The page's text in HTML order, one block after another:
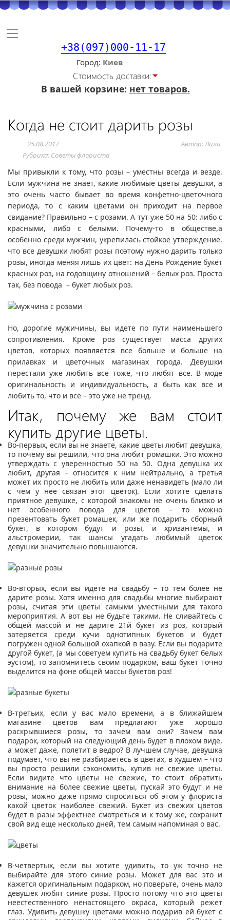
Toggle
+38(097)000-11-17
Город
Стоимость доставки:
В вашей корзине: нет товаров.
Когда не стоит дарить розы
25.08.2017
Автор: Лили
Рубрика: Советы флориста
Мы привыкли к тому, что розы – уместны всегда и везде.
Если мужчина не знает, какие любимые цветы девушки, а
это очень часто бывает во время конфетно-цветочного
периода, то с каким цветами он приходит на первое
свидание? Правильно – с розами. А тут уже 50 на 50: либо с
красными, либо с белыми. Почему-то в обществе,а
особенно среди мужчин, укрепилась стойкое утверждение.
что все девушки любят розы поэтому нужно дарить только
розы, иногда меняя лишь их цвет: на День Рождение букет
красных роз, на годовщину отношений – белых роз. Просто
так, без повода – букет любых роз.
Но, дорогие мужичины, вы идете по пути наименьшего
сопротивления. Кроме роз существует масса других
цветов, которых появляется все больше и больше на
прилавках и цветочных магазинах города. Девушки
перестали уже любить все тоже, что любят все. В моде
оригинальность и индивидуальность, а быть как все и
любить то, что и все – это уже не тренд.
Итак, почему же вам стоит
купить другие цветы.
Во-первых, если вы не знаете, какие цветы любит девушка,
то почему вы решили, что она любит ромашки. Это можно
утверждать с уверенностью 50 на 50. Одна девушка их
любит, другая – относится к ним нейтрально, а третья
может их просто не любить или даже ненавидеть (мало ли
с чем у нее связан этот цветок). Если хотите сделать
приятное девушке, с которой знакомы не очень близко и
нет особенного повода для цветов – то можно
презентовать букет ромашек, или же подарить сборный
букет, в котором будут и розы, и хризантемы, и
альстромерии, так шансы угадать любимый цветок
девушки значительно повышаются.
Во-вторых, если вы идете на свадьбу – то тем более не
дарите розы. Хотя именно для свадьбы многие выбирают
розы, считая эти цветы самыми уместными для такого
мероприятия. А вот вы не будьте такими. Не сливайтесь с
общей массой и не дарите 21й букет из роз, который
затеряется среди кучи однотипных букетов и будет
погружен одной большой охапкой в вазу. Если вы подарите
другой букет, (а мы советуем купить на свадьбу букет белых
эустом), то запомнитесь своим подарком, ваш букет точно
выделится на фоне общей массы букетов роз!
В-третьих, если у вас мало времени, а в ближайшем
магазине цветов вам предлагают уже хорошо
раскрывшиеся розы, то зачем вам они? Зачем вам
подарок, который на следующий день будет в плохом виде,
а может даже, полетит в ведро? В лучшем случае, девушка
подумает, что вы не разбираетесь в цветах, в худшем – что
вы просто решили сэкономить, купив не свежие цветы.
Если видите что цветы не свежие, то стоит обратить
внимание на более свежие цветы, пускай это будут и не
розы, можно даже прямо спроситься об этом у флориста
какой цветок наиболее свежий. Букет из свежих цветов
будет в разы эффектнее смотреться и к тому же, сохранит
свой вид еще несколько дней, тем самым напоминая о вас.
В-четвертых, если вы хотите удивить, то уж точно не
выбирайте для этого синие розы. Может для вас это и
кажется оригинальным подарком, но поверьте, очень мало
девушек любят синие розы. Просто потому что это цветы
неестественного ненастоящего окраса, который режет
глаз. Удивить девушку цветами можно подарив ей букет с